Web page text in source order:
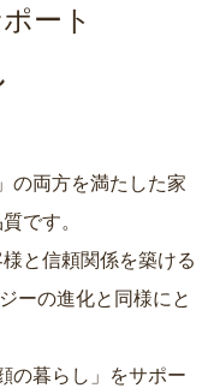
ート
の両方を満たした家
です。
と信頼関係を築ける
の暮らし」をサポー